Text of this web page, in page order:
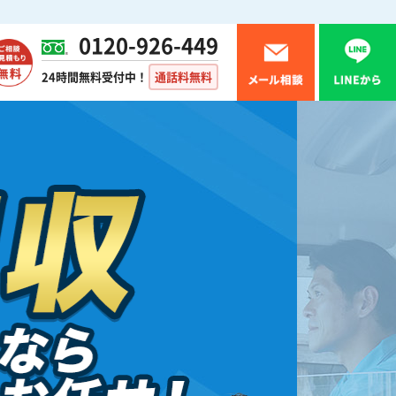
0120-926-449
24時間無料受付中！ 通話料無料